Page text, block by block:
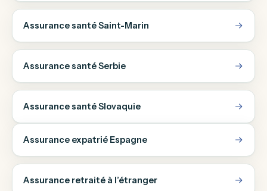
Assurance santé Saint-Marin
Assurance santé Serbie
Assurance santé Slovaquie
Assurance expatrié Espagne
Assurance retraité à l’étranger